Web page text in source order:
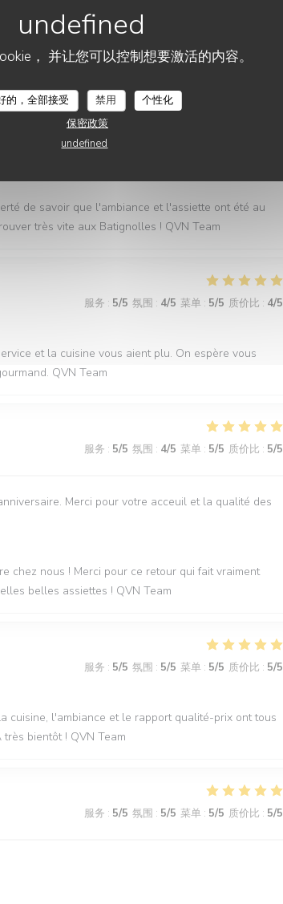
， 并让您可以控制想要激活的内容。
的，全部接受 禁用
个性化
保密政策
undefined
Tout ce que l'on attend d'une adresse de
de savoir que l'ambiance et l'assiette ont été au
très vite aux Batignolles ! QVN Team
服务 : 5/5 氛围 : 4/5 菜单 : 5/5 质价比 : 4/5
et la cuisine vous aient plu. On espère vous
QVN Team
服务 : 5/5 氛围 : 4/5 菜单 : 5/5 质价比 : 5/5
Merci pour votre acceuil et la qualité des
chez nous ! Merci pour ce retour qui fait vraiment
belles assiettes ! QVN Team
服务 : 5/5 氛围 : 5/5 菜单 : 5/5 质价比 : 5/5
cuisine, l'ambiance et le rapport qualité-prix ont tous
bientôt ! QVN Team
服务 : 5/5 氛围 : 5/5 菜单 : 5/5 质价比 : 5/5